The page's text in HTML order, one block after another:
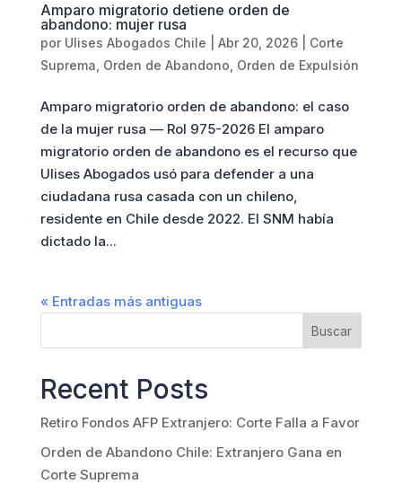
Amparo migratorio detiene orden de
abandono: mujer rusa
por Ulises Abogados Chile Abr 20, 2026| Corte
Suprema, Orden de Abandono, Orden de Expulsión
Amparo migratorio orden de abandono: el caso
de la mujer rusa — Rol 975-2026 El amparo
migratorio orden de abandono es el recurso que
Ulises Abogados usó para defender a una
ciudadana rusa casada con un chileno,
residente en Chile desde 2022. El SNM había
dictado la...
« Entradas más antiguas
Buscar
Recent Posts
Retiro Fondos AFP Extranjero: Corte Falla a Favor
Orden de Abandono Chile: Extranjero Gana en
Corte Suprema